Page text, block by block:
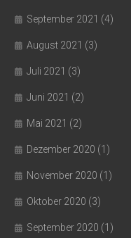
September 2021 (4)
August 2021 (3)
Juli 2021 (3)
Juni 2021 (2)
Mai 2021 (2)
Dezember 2020 (1)
November 2020 (1)
Oktober 2020 (3)
September 2020 (1)